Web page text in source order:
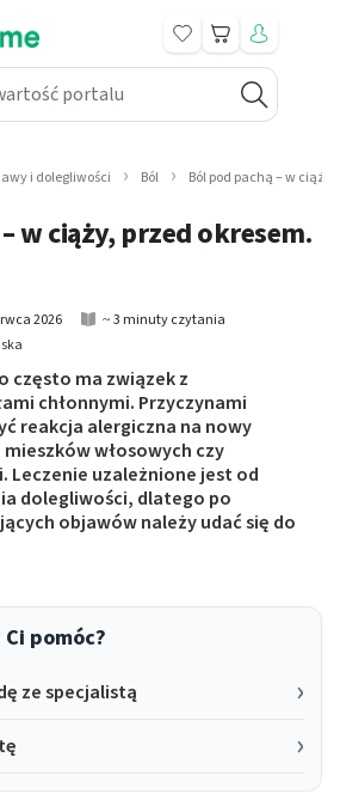
portalu
Koszyk
i dolegliwości Ból Ból pod pachą – w
w ciąży, przed okresem.
2026
~ 3 minuty czytania
często ma związek z
chłonnymi. Przyczynami
reakcja alergiczna na nowy
włosowych czy
Leczenie uzależnione jest od
dolegliwości, dlatego po
objawów należy udać się do
pomóc?
ze specjalistą